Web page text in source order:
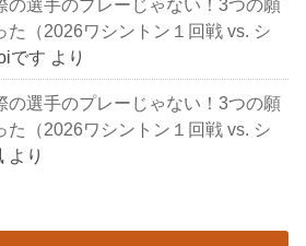
の選手のプレーじゃない！3つの願
た（2026ワシントン１回戦 vs. シ
です より
の選手のプレーじゃない！3つの願
た（2026ワシントン１回戦 vs. シ
より